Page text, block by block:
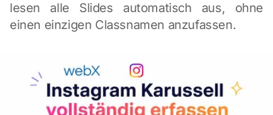
lesen alle Slides automatisch aus, ohne
einen einzigen Classnamen anzufassen.